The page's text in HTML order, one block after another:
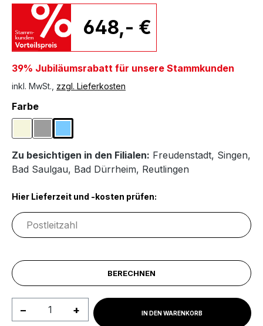
648,- €
39% Jubiläumsrabatt für unsere Stammkunden
inkl. MwSt., zzgl. Lieferkosten
Farbeauswählen
BeigeGrauHellblau
Zu besichtigen in den Filialen: Freudenstadt, Singen,
Bad Saulgau, Bad Dürrheim, Reutlingen
Hier Lieferzeit und -kosten prüfen:
BERECHNEN
Produkt Anzahl: Gib denIN DEN WARENKORB